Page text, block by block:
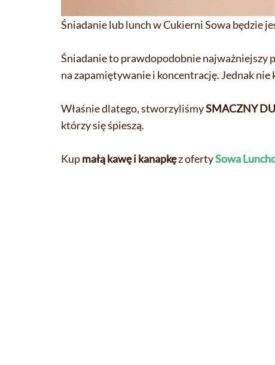
Śniadanie lub lunch w Cukierni Sowa będzie
Śniadanie to prawdopodobnie najważniejszy
na zapamiętywanie i koncentrację. Jednak nie
Właśnie dlatego, stworzyliśmySMACZNY
którzy się śpieszą.
Kupmałą kawę i kanapkęz ofertySowa